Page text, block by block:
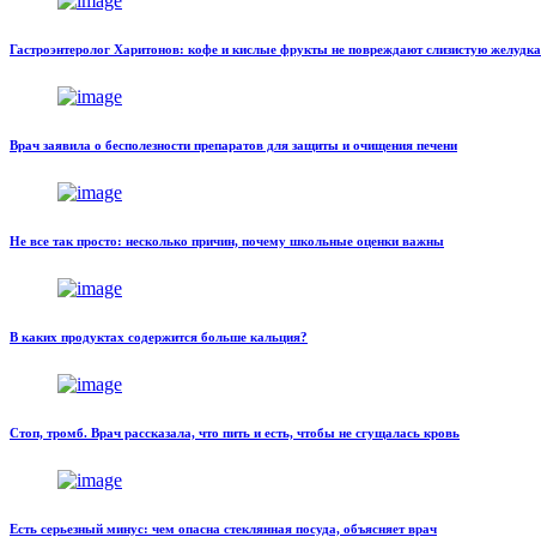
Гастроэнтеролог Харитонов: кофе и кислые фрукты не повреждают слизистую желудка
Врач заявила о бесполезности препаратов для защиты и очищения печени
Не все так просто: несколько причин, почему школьные оценки важны
В каких продуктах содержится больше кальция?
Стоп, тромб. Врач рассказала, что пить и есть, чтобы не сгущалась кровь
Есть серьезный минус: чем опасна стеклянная посуда, объясняет врач